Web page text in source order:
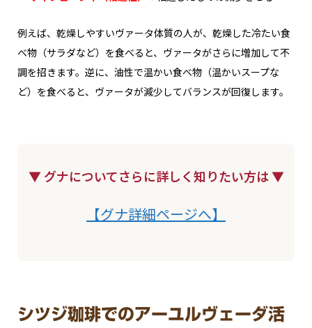
例えば、乾燥しやすいヴァータ体質の人が、乾燥した冷たい食
べ物（サラダなど）を食べると、ヴァータがさらに増加して不
調を招きます。逆に、油性で温かい食べ物（温かいスープな
ど）を食べると、ヴァータが減少してバランスが回復します。
▼ グナについてさらに詳しく知りたい方は ▼
【グナ詳細ページへ】
シツジ珈琲でのアーユルヴェーダ活